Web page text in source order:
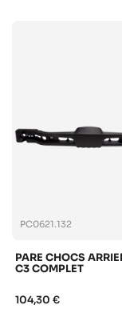
PC0621.132
PARE CHOCS
C3 COMPLET
104,30 €